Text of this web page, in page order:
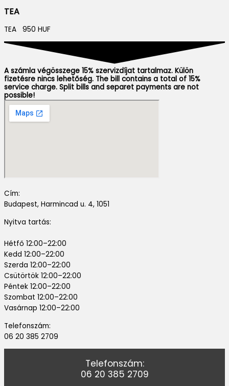
TEA
TEA 950 HUF
A számla végösszege 15% szervizdíjat tartalmaz. Külön
fizetésre nincs lehetőség. The bill contains a total of 15%
service charge. Split bills and separet payments are not
possible!
Cím:
Budapest, Harmincad u. 4, 1051
Nyitva tartás:
Hétfő 12:00–22:00
Kedd 12:00–22:00
Szerda 12:00–22:00
Csütörtök 12:00–22:00
Péntek 12:00–22:00
Szombat 12:00–22:00
Vasárnap 12:00–22:00
Telefonszám:
06 20 385 2709
Telefonszám:
06 20 385 2709